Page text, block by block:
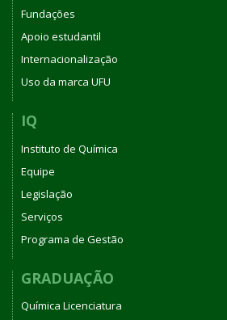
Fundações
Apoio estudantil
Internacionalização
Uso da marca UFU
IQ
Instituto de Química
Equipe
Legislação
Serviços
Programa de Gestão
GRADUAÇÃO
Química Licenciatura